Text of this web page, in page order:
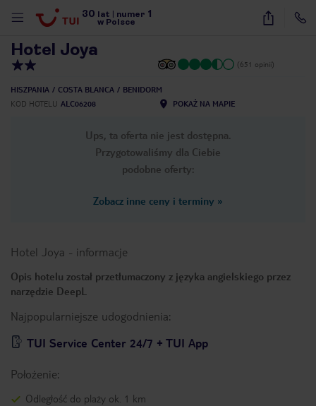
30 lat numer 1
w Polsce
19
Hotel Joya
(651 opinii)
HISZPANIA COSTA BLANCA
BENIDORM
KOD HOTELU ALC06208 POKAŻ NA MAPIE
Ups, ta oferta nie jest dostępna.
Przygotowaliśmy dla Ciebie
podobne oferty:
Zobacz inne ceny i terminy »
Hotel Joya - informacje
Opis hotelu został przetłumaczony z języka angielskiego przez
narzędzie DeepL
Najpopularniejsze udogodnienia:
TUI Service Center 24/7 + TUI App
Położenie:
Odległość do plaży ok. 1 km